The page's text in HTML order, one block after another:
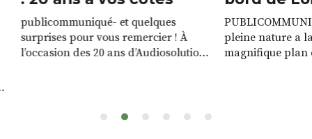
publicommuniqué- et quelques
surprises pour vous remercier ! À
l’occasion des 20 ans d’Audiosolution,
sont à gagner, sélectionnés auprès
pleine nature a
magnifique plan